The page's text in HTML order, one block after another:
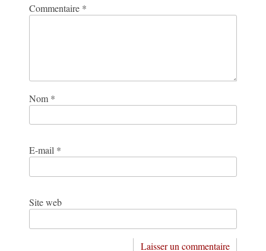
Commentaire *
Nom *
E-mail *
Site web